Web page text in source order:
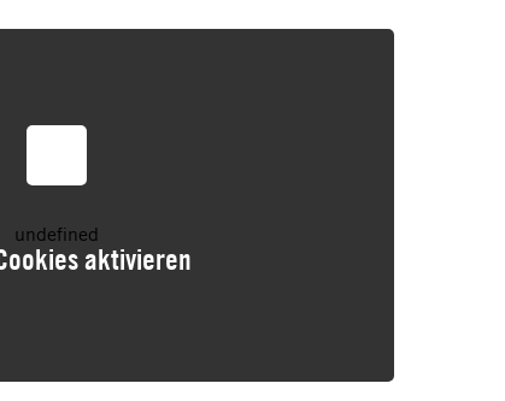
undefined
aktivieren